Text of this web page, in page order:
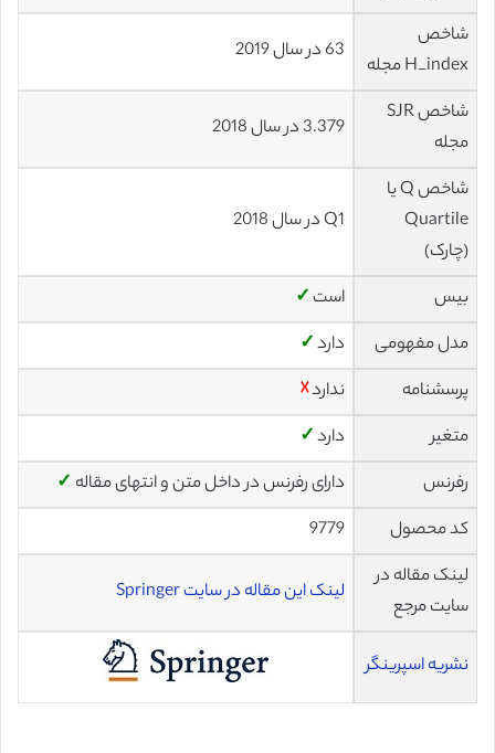
شاخص
H_index مجله
63 در سال 2019
شاخص SJR
مجله
3.379 در سال 2018
شاخص Q یا
Quartile
(چارک)
Q1 در سال 2018
بیس است ✓
مدل مفهومی
دارد✓
پرسشنامه
ندارد☓
متغیر
دارد✓
رفرنس
دارای رفرنس در داخل متن و انتهای مقاله ✓
کد محصول
9779
لینک مقاله در
سایت مرجع
لینک این مقاله در سایت Springer
نشریه اسپرینگر